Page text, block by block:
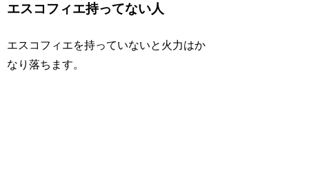
エスコフィエ持ってない人
エスコフィエを持っていないと火力はか
なり落ちます。